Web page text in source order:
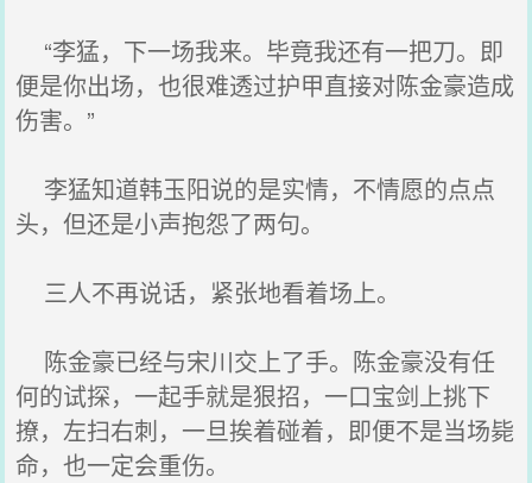
“李猛，下一场我来。毕竟我还有一把刀。即
便是你出场，也很难透过护甲直接对陈金豪造成
伤害。”
李猛知道韩玉阳说的是实情，不情愿的点点
头，但还是小声抱怨了两句。
三人不再说话，紧张地看着场上。
陈金豪已经与宋川交上了手。陈金豪没有任
何的试探，一起手就是狠招，一口宝剑上挑下
撩，左扫右刺，一旦挨着碰着，即便不是当场毙
命，也一定会重伤。